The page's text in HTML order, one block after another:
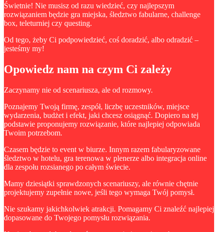
Świetnie! Nie musisz od razu wiedzieć, czy najlepszym
rozwiązaniem będzie gra miejska, śledztwo fabularne, challenge
box, teleturniej czy questing.
Od tego, żeby Ci podpowiedzieć, coś doradzić, albo odradzić –
jesteśmy my!
Opowiedz nam na czym Ci zależy
Zaczynamy nie od scenariusza, ale od rozmowy.
Poznajemy Twoją firmę, zespół, liczbę uczestników, miejsce
wydarzenia, budżet i efekt, jaki chcesz osiągnąć. Dopiero na tej
podstawie proponujemy rozwiązanie, które najlepiej odpowiada
Twoim potrzebom.
Czasem będzie to event w biurze. Innym razem fabularyzowane
śledztwo w hotelu, gra terenowa w plenerze albo integracja online
dla zespołu rozsianego po całym świecie.
Mamy dziesiątki sprawdzonych scenariuszy, ale równie chętnie
projektujemy zupełnie nowe, jeśli tego wymaga Twój pomysł.
Nie szukamy jakichkolwiek atrakcji. Pomagamy Ci znaleźć najlepiej
dopasowane do Twojego pomysłu rozwiązania.